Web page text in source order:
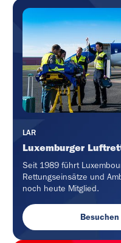
LAR
Luxemburger
Seit 1989 führt
Rettungseinsätze und
noch heute Mitglied.